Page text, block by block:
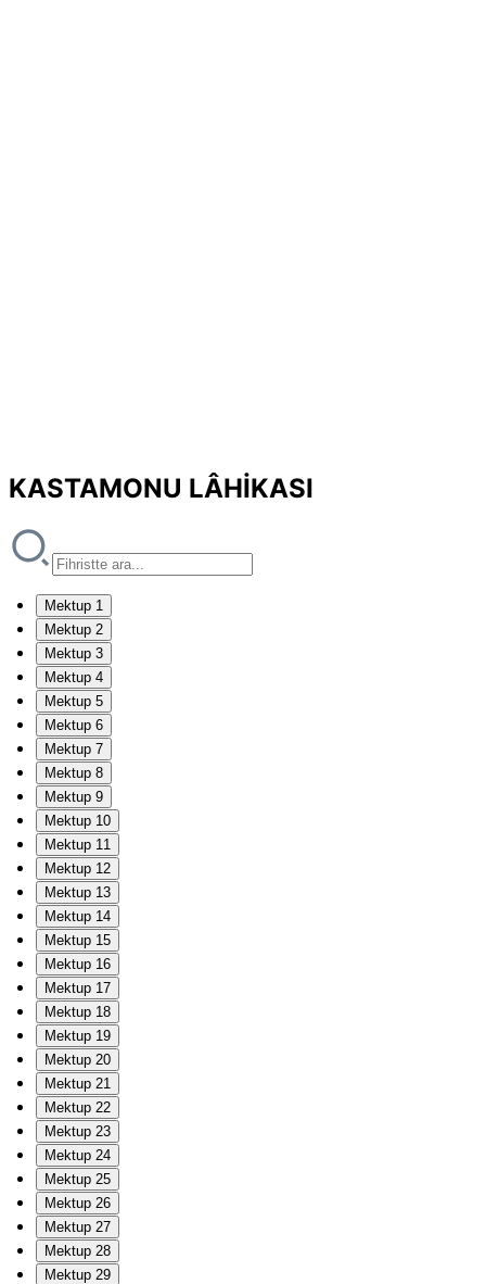
KASTAMONU LÂHİKASI
Mektup 1
Mektup 2
Mektup 3
Mektup 4
Mektup 5
Mektup 6
Mektup 7
Mektup 8
Mektup 9
Mektup 10
Mektup 11
Mektup 12
Mektup 13
Mektup 14
Mektup 15
Mektup 16
Mektup 17
Mektup 18
Mektup 19
Mektup 20
Mektup 21
Mektup 22
Mektup 23
Mektup 24
Mektup 25
Mektup 26
Mektup 27
Mektup 28
Mektup 29